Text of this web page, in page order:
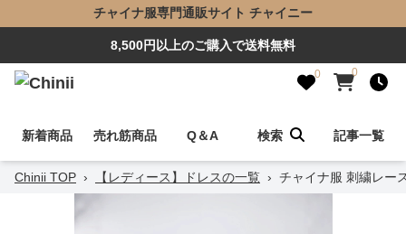
チャイナ服専門通販サイト チャイニー
8,500円以上のご購入で送料無料
0 0
新着商品 売れ筋商品 Q＆A 検索 記事一覧
Chinii TOP › 【レディース】ドレスの一覧 › チャイナ服 刺繍レー